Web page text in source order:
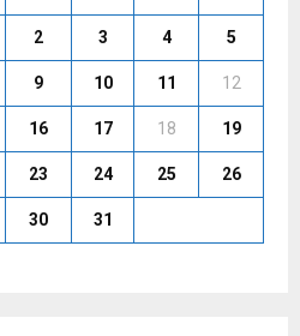
2 3 4 5
9 10 11 12
16 17 18 19
23 24 25 26
30
31